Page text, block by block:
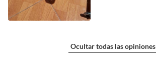
Ocultar todas las opiniones